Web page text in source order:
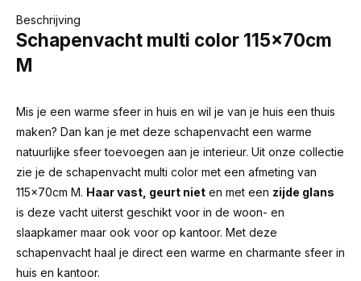
Beschrijving
Schapenvacht multi color 115x70cm
M
Mis je een warme sfeer in huis en wil je van je huis een thuis
maken? Dan kan je met deze schapenvacht een warme
natuurlijke sfeer toevoegen aan je interieur. Uit onze collectie
zie je de schapenvacht multi color met een afmeting van
115x70cm M. Haar vast, geurt niet en met een zijde glans
is deze vacht uiterst geschikt voor in de woon- en
slaapkamer maar ook voor op kantoor. Met deze
schapenvacht haal je direct een warme en charmante sfeer in
huis en kantoor.